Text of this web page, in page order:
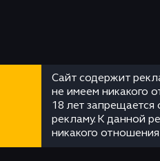
Сайт содержит
не имеем никакого
18 лет
рекламу. К данной
никакого